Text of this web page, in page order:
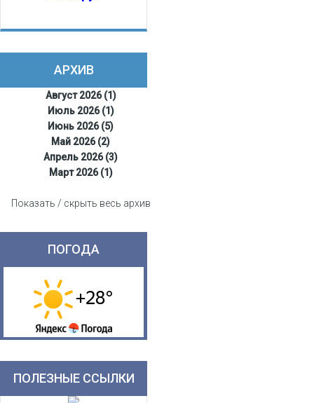
АРХИВ
Август 2026 (1)
Июль 2026 (1)
Июнь 2026 (5)
Май 2026 (2)
Апрель 2026 (3)
Март 2026 (1)
Показать / скрыть весь архив
ПОГОДА
ПОЛЕЗНЫЕ ССЫЛКИ